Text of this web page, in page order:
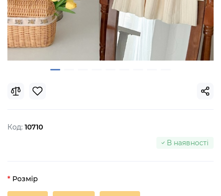
Код: 10710
В наявності
Розмір